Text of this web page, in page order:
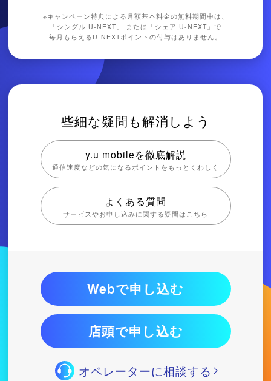
※キャンペーン特典による月額基本料金の無料期間中は、
「 シングル U-NEXT 」 または「 シェア U-NEXT 」で
毎月もらえるU-NEXTポイントの付与はありません。
些細な疑問も解消しよう
y.u mobileを徹底解説
通信速度などの気になるポイントをもっとくわしく
よくある質問
サービスやお申し込みに関する疑問はこちら
Webで申し込む
店頭で申し込む
オペレーターに相談する